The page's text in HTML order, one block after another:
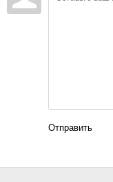
Отправить